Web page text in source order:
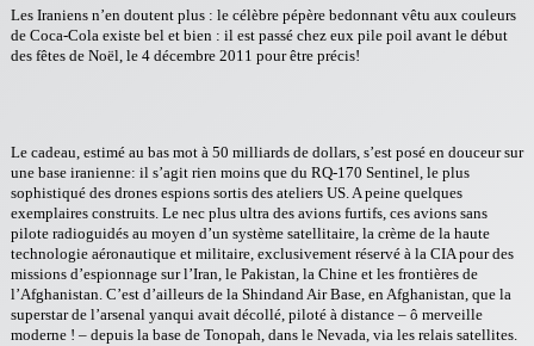
Les Iraniens n’en doutent plus : le célèbre pépère bedonnant vêtu aux couleurs
de Coca-Cola existe bel et bien : il est passé chez eux pile poil avant le début
des fêtes de Noël, le 4 décembre 2011 pour être précis!
Le cadeau, estimé au bas mot à 50 milliards de dollars, s’est posé en douceur sur
une base iranienne: il s’agit rien moins que du RQ-170 Sentinel, le plus
sophistiqué des drones espions sortis des ateliers US. A peine quelques
exemplaires construits. Le nec plus ultra des avions furtifs, ces avions sans
pilote radioguidés au moyen d’un système satellitaire, la crème de la haute
technologie aéronautique et militaire, exclusivement réservé à la CIA pour des
missions d’espionnage sur l’Iran, le Pakistan, la Chine et les frontières de
l’Afghanistan. C’est d’ailleurs de la Shindand Air Base, en Afghanistan, que la
superstar de l’arsenal yanqui avait décollé, piloté à distance – ô merveille
moderne ! – depuis la base de Tonopah, dans le Nevada, via les relais satellites.